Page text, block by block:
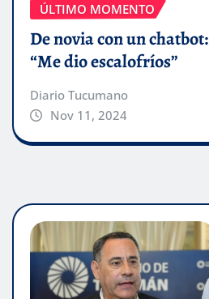
ÚLTIMO MOMENTO
De novia con un chatbot:
“Me dio escalofríos”
Diario Tucumano
Nov 11, 2024